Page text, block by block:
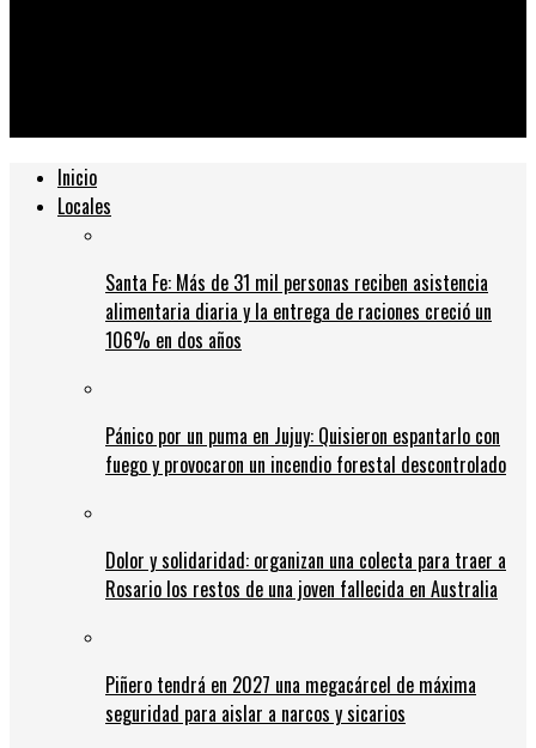
Inicio
Locales
Santa Fe: Más de 31 mil personas reciben asistencia
alimentaria diaria y la entrega de raciones creció un
106% en dos años
Pánico por un puma en Jujuy: Quisieron espantarlo con
fuego y provocaron un incendio forestal descontrolado
Dolor y solidaridad: organizan una colecta para traer a
Rosario los restos de una joven fallecida en Australia
Piñero tendrá en 2027 una megacárcel de máxima
seguridad para aislar a narcos y sicarios